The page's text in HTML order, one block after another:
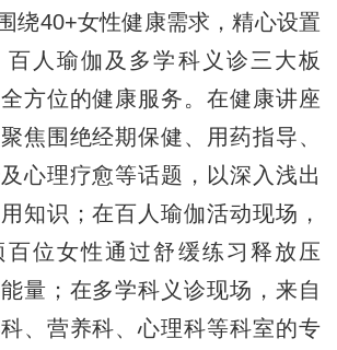
40+女性健康需求，精心设置
百人瑜伽及多学科义诊三大板
方位的健康服务。在健康讲座
焦围绝经期保健、用药指导、
心理疗愈等话题，以深入浅出
知识；在百人瑜伽活动现场，
位女性通过舒缓练习释放压
量；在多学科义诊现场，来自
、营养科、心理科等科室的专